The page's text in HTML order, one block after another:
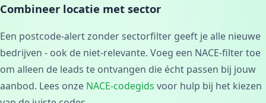
Combineer locatie met sector
Een postcode-alert zonder sectorfilter geeft je alle nieuwe
bedrijven - ook de niet-relevante. Voeg een NACE-filter toe
om alleen de leads te ontvangen die écht passen bij jouw
aanbod. Lees onze NACE-codegids voor hulp bij het kiezen